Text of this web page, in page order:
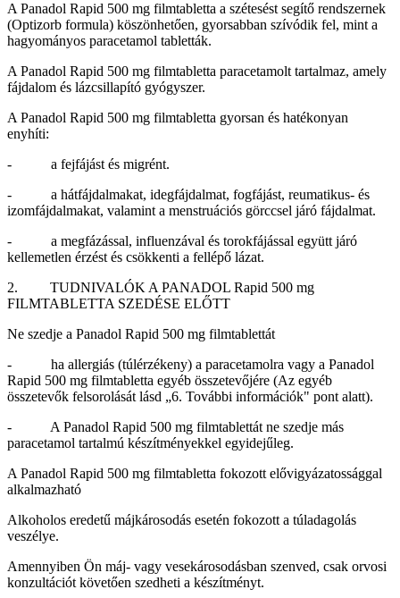
A Panadol Rapid 500 mg filmtabletta a szétesést segítő rendszernek
(Optizorb formula) köszönhetően, gyorsabban szívódik fel, mint a
hagyományos paracetamol tabletták.
A Panadol Rapid 500 mg filmtabletta paracetamolt tartalmaz, amely
fájdalom és lázcsillapító gyógyszer.
A Panadol Rapid 500 mg filmtabletta gyorsan és hatékonyan
enyhíti:
- a fejfájást és migrént.
- a hátfájdalmakat, idegfájdalmat, fogfájást, reumatikus- és
izomfájdalmakat, valamint a menstruációs görccsel járó fájdalmat.
- a megfázással, influenzával és torokfájással együtt járó
kellemetlen érzést és csökkenti a fellépő lázat.
2. TUDNIVALÓK A PANADOL Rapid 500 mg
FILMTABLETTA SZEDÉSE ELŐTT
Ne szedje a Panadol Rapid 500 mg filmtablettát
- ha allergiás (túlérzékeny) a paracetamolra vagy a Panadol
Rapid 500 mg filmtabletta egyéb összetevőjére (Az egyéb
összetevők felsorolását lásd „6. További információk" pont alatt).
- A Panadol Rapid 500 mg filmtablettát ne szedje más
paracetamol tartalmú készítményekkel egyidejűleg.
A Panadol Rapid 500 mg filmtabletta fokozott elővigyázatossággal
alkalmazható
Alkoholos eredetű májkárosodás esetén fokozott a túladagolás
veszélye.
Amennyiben Ön máj- vagy vesekárosodásban szenved, csak orvosi
konzultációt követően szedheti a készítményt.